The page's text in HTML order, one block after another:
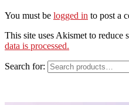
You must be logged in to post a
This site uses Akismet to reduce
data is processed.
Search for: